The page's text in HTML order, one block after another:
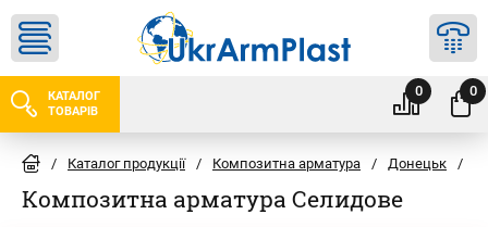
КАТАЛОГ
ТОВАРІВ
0 0
/ Каталог продукції / Композитна арматура / Донецьк /
Композитна арматура Селидове